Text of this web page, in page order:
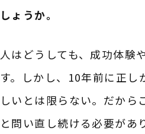
しょうか。
人はどうしても、成功体験
す。しかし、10年前に正し
しいとは限らない。だから
と問い直し続ける必要があ